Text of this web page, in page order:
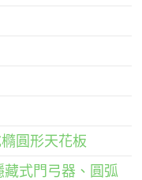
圓形天花板
式門弓器、圓弧